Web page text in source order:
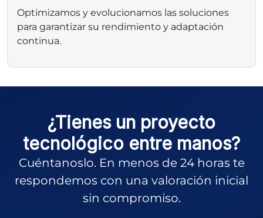
Optimizamos y evolucionamos las soluciones
para garantizar su rendimiento y adaptación
continua.
¿Tienes un proyecto
tecnológico entre manos?
Cuéntanoslo. En menos de 24 horas te
respondemos con una valoración inicial
sin compromiso.